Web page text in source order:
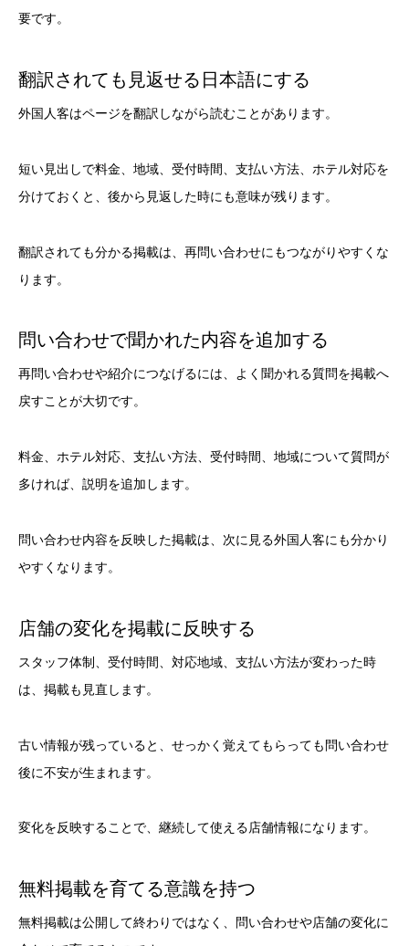
要です。
翻訳されても見返せる日本語にする
外国人客はページを翻訳しながら読むことがあります。
短い見出しで料金、地域、受付時間、支払い方法、ホテル対応を
分けておくと、後から見返した時にも意味が残ります。
翻訳されても分かる掲載は、再問い合わせにもつながりやすくな
ります。
問い合わせで聞かれた内容を追加する
再問い合わせや紹介につなげるには、よく聞かれる質問を掲載へ
戻すことが大切です。
料金、ホテル対応、支払い方法、受付時間、地域について質問が
多ければ、説明を追加します。
問い合わせ内容を反映した掲載は、次に見る外国人客にも分かり
やすくなります。
店舗の変化を掲載に反映する
スタッフ体制、受付時間、対応地域、支払い方法が変わった時
は、掲載も見直します。
古い情報が残っていると、せっかく覚えてもらっても問い合わせ
後に不安が生まれます。
変化を反映することで、継続して使える店舗情報になります。
無料掲載を育てる意識を持つ
無料掲載は公開して終わりではなく、問い合わせや店舗の変化に